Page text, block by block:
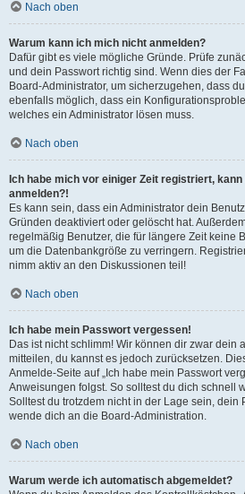
Nach oben
Warum kann ich mich nicht anmelden?
Dafür gibt es viele mögliche Gründe. Prüfe
und dein Passwort richtig sind. Wenn dies der
Board-Administrator, um sicherzugehen, dass
ebenfalls möglich, dass ein
welches ein Administrator lösen muss.
Nach oben
Ich habe mich vor einiger Zeit registriert,
anmelden?!
Es kann sein, dass ein Administrator dein
Gründen deaktiviert oder gelöscht hat.
regelmäßig Benutzer, die für längere Zeit keine
um die Datenbankgröße zu verringern.
nimm aktiv an den Diskussionen teil!
Nach oben
Ich habe mein Passwort vergessen!
Das ist nicht schlimm! Wir können dir zwar dein
mitteilen, du kannst es jedoch zurücksetzen.
Anmelde-Seite auf „Ich habe mein Passwort
Anweisungen folgst. So solltest du dich schnell
Solltest du trotzdem nicht in der Lage sein, dein
wende dich an die Board-Administration.
Nach oben
Warum werde ich automatisch abgemeldet?